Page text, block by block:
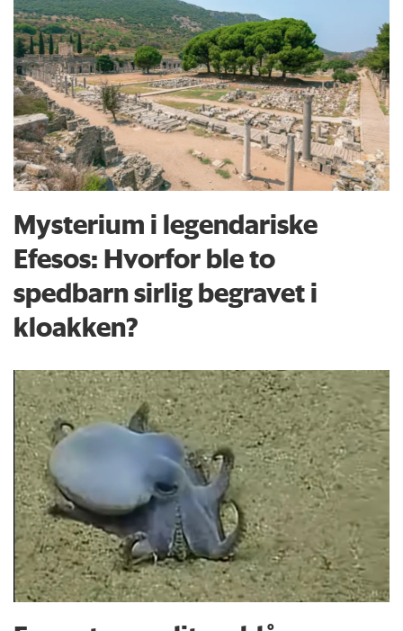
Mysterium i legendariske
Efesos: Hvorfor ble to
spedbarn sirlig begravet i
kloakken?